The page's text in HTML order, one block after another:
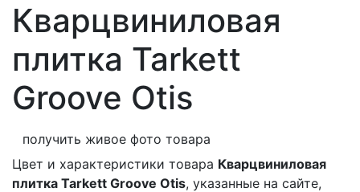
Кварцвиниловая
плитка Tarkett
Groove Otis
получить живое фото товара
Цвет и характеристики товара Кварцвиниловая
плитка Tarkett Groove Otis, указанные на сайте,